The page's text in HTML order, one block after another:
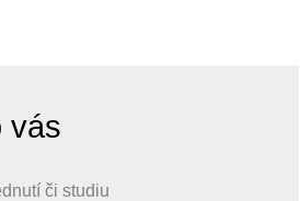
vás
či studiu